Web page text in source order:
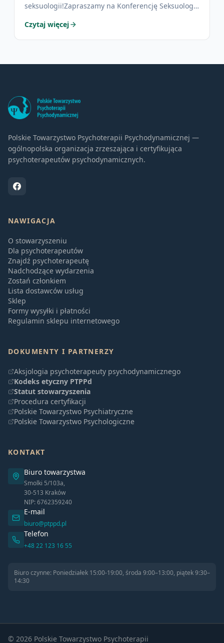
seksuologii!Zapraszamy na Konferencję Seksuologia
Czytaj więcej
Polskie Towarzystwo Psychoterapii Psychodynamicznej —
ogólnopolska organizacja zrzeszająca i certyfikująca
psychoterapeutów psychodynamicznych.
NAWIGACJA
O stowarzyszeniu
Dla psychoterapeutów
Znajdź psychoterapeutę
Nadchodzące wydarzenia
Zostań członkiem
Lista dostawców usług
Sklep
Formy wysyłki i płatności
Regulamin sklepu internetowego
DOKUMENTY I PARTNERZY
Aksjologia psychoterapeuty psychodynamicznego
Kodeks etyczny PTPPd
Statut stowarzyszenia
Procedura certyfikacji
Polskie Towarzystwo Psychiatryczne
Polskie Towarzystwo Psychologiczne
KONTAKT
Biuro towarzystwa
Smolki 5/103a,
30-513 Kraków
NIP: 6762359240
E-mail
biuro@ptppd.pl
Telefon
+48 22 123 16 55
Biuro czynne: Poniedziałek 15:00-19:00, środa 9:00–13:00, piątek 9:30–
14:30
© 2026 Polskie Towarzystwo Psychoterapii